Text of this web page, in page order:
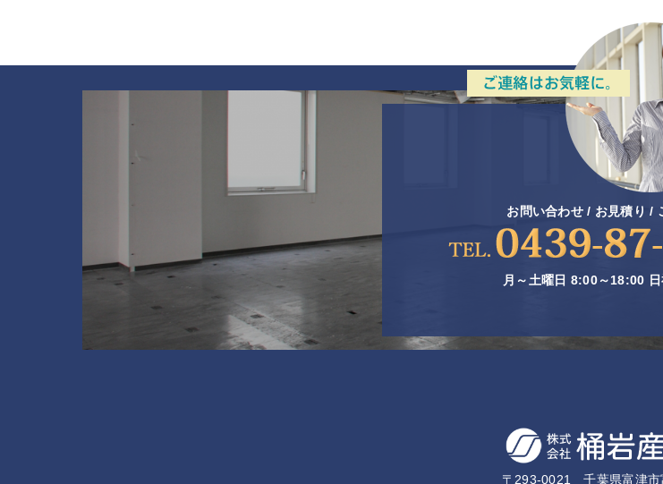
お問い合わせ / お見積り /
月～土曜日 8:00～18:00
〒293-0021 千葉県富津市